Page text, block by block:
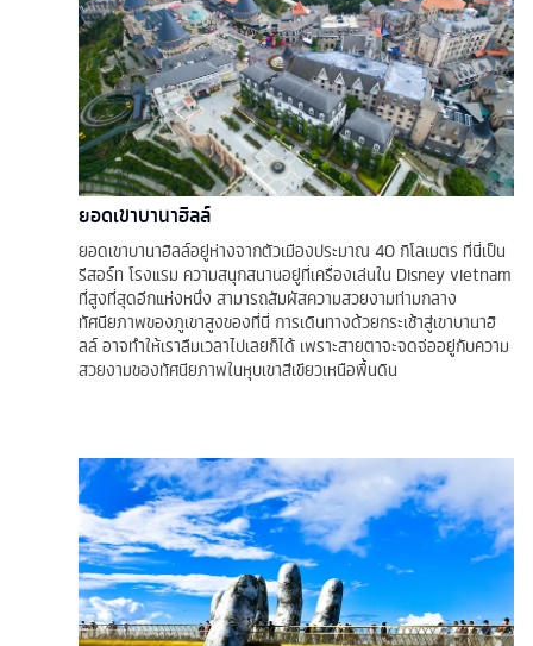
ยอดเขาบานาฮิลล์
ยอดเขาบานาฮิลล์อยู่ห่างจากตัวเมืองประมาณ 40 กิโลเมตร ที่นี่เป็น
รีสอร์ท โรงแรม ความสนุกสนานอยู่ที่เครื่องเล่นใน Disney vietnam
ที่สูงที่สุดอีกแห่งหนึ่ง สามารถสัมผัสความสวยงามท่ามกลาง
ทัศนียภาพของภูเขาสูงของที่นี่ การเดินทางด้วยกระเช้าสู่เขาบานาฮิ
ลล์ อาจทำให้เราลืมเวลาไปเลยก็ได้ เพราะสายตาจะจดจ่ออยู่กับความ
สวยงามของทัศนียภาพในหุบเขาสีเขียวเหนือพื้นดิน